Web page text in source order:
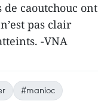
caoutchouc ont
pas clair
-VNA
#manioc